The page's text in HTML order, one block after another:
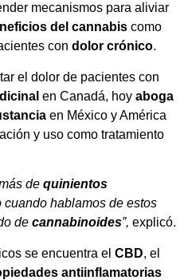
mecanismos para aliviar
del cannabis como
con dolor crónico.
el dolor de pacientes con
en Canadá, hoy aboga
en México y América
y uso como tratamiento
de quinientos
cuando hablamos de estos
de cannabinoides”, explicó.
se encuentra el CBD, el
antiinflamatorias